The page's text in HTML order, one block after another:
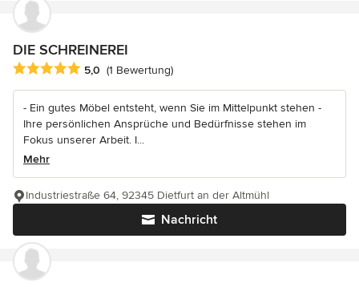
DIE SCHREINEREI
Durchschnittliche Bewertung: 5 von 5 Sternen
5,0 (1 Bewertung)
- Ein gutes Möbel entsteht, wenn Sie im Mittelpunkt stehen -
Ihre persönlichen Ansprüche und Bedürfnisse stehen im
Fokus unserer Arbeit. I...
Mehr
Nachricht
Industriestraße 64, 92345 Dietfurt an der Altmühl